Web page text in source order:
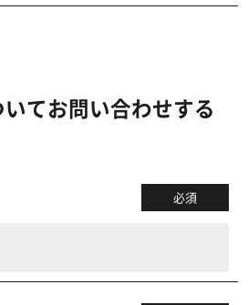
てお問い合わせする
必須